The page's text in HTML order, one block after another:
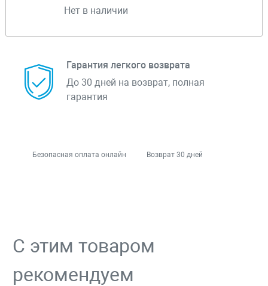
Нет в наличии
Гарантия легкого возврата
До 30 дней на возврат, полная
гарантия
Безопасная оплата онлайн Возврат 30 дней
С этим товаром
рекомендуем